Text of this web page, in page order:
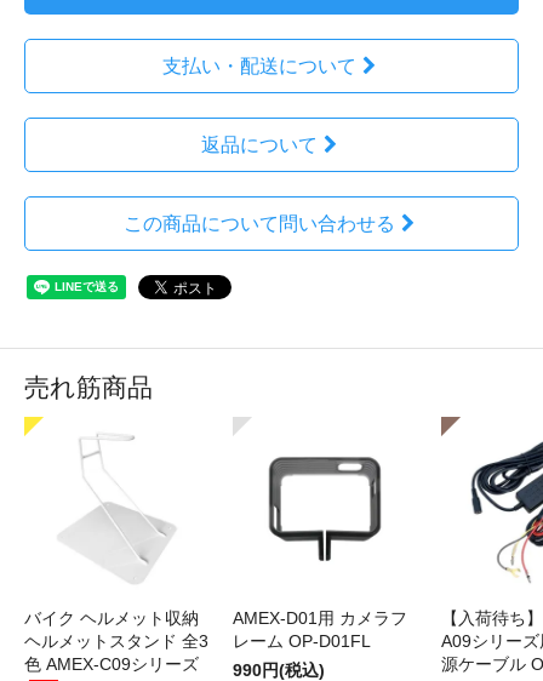
支払い・配送について
返品について
この商品について問い合わせる
売れ筋商品
バイク ヘルメット収納
ヘルメットスタンド 全3
色 AMEX-C09シリーズ
AMEX-D01用 カメラフ
レーム OP-D01FL
990円(税込)
【入荷待ち
A09シリー
源ケーブル